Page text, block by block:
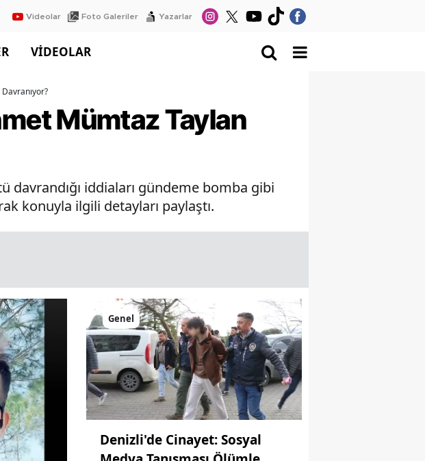
Videolar Foto Galeriler Yazarlar
VİDEOLAR
Mümtaz Taylan
davrandığı iddiaları gündeme bomba gibi
konuyla ilgili detayları paylaştı.
Genel
Denizli'de Cinayet: Sosyal